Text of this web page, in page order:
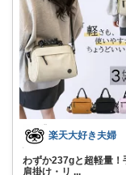
楽天大好き夫婦
わずか237gと超軽量！
肩掛け・リ ...